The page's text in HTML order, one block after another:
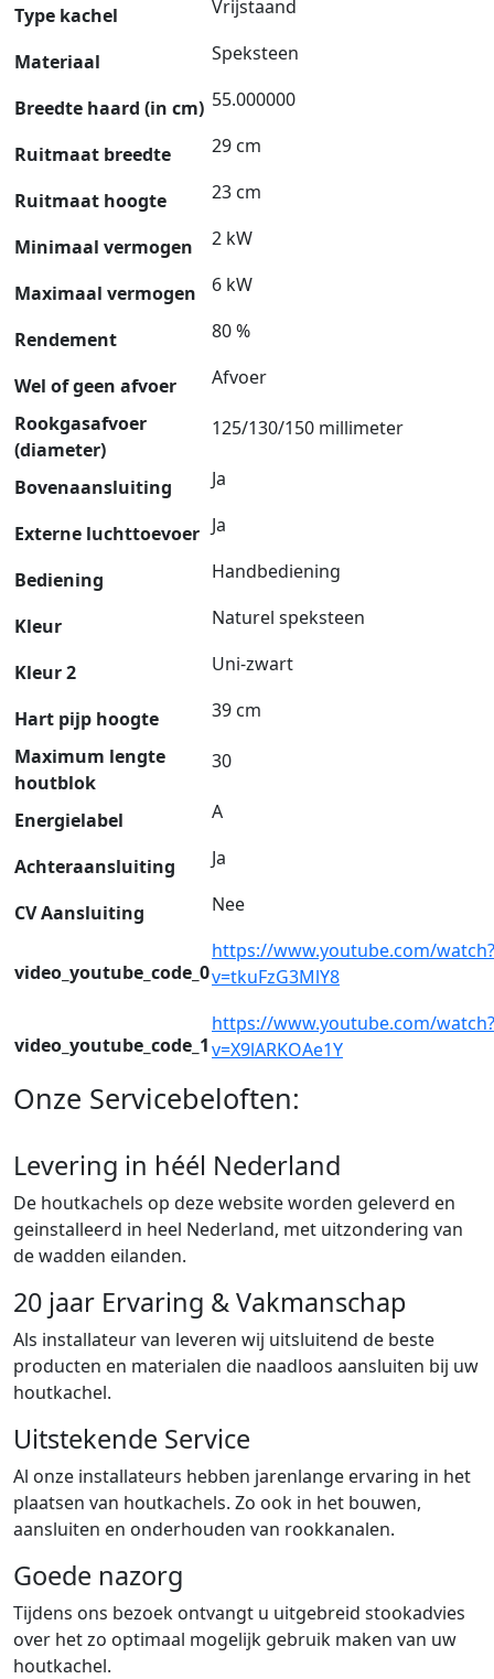
Type kachel Vrijstaand
Materiaal Speksteen
Breedte haard (in cm) 55.000000
Ruitmaat breedte 29 cm
Ruitmaat hoogte 23 cm
Minimaal vermogen 2 kW
Maximaal vermogen 6 kW
Rendement 80 %
Wel of geen afvoer
Afvoer
Rookgasafvoer
(diameter)
125/130/150 millimeter
Bovenaansluiting Ja
Externe luchttoevoer Ja
Bediening Handbediening
Kleur Naturel speksteen
Kleur 2 Uni-zwart
Hart pijp hoogte
39 cm
Maximum lengte
houtblok
30
Energielabel A
Achteraansluiting Ja
CV Aansluiting Nee
video_youtube_code_0
https://www.youtube.com/watch?
v=tkuFzG3MlY8
video_youtube_code_1
https://www.youtube.com/watch?
v=X9lARKOAe1Y
Onze Servicebeloften:
Levering in héél Nederland
De houtkachels op deze website worden geleverd en
geinstalleerd in heel Nederland, met uitzondering van
de wadden eilanden.
20 jaar Ervaring & Vakmanschap
Als installateur van leveren wij uitsluitend de beste
producten en materialen die naadloos aansluiten bij uw
houtkachel.
Uitstekende Service
Al onze installateurs hebben jarenlange ervaring in het
plaatsen van houtkachels. Zo ook in het bouwen,
aansluiten en onderhouden van rookkanalen.
Goede nazorg
Tijdens ons bezoek ontvangt u uitgebreid stookadvies
over het zo optimaal mogelijk gebruik maken van uw
houtkachel.